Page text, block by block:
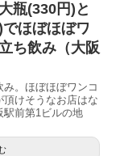
瓶(330円)と
ほぼほぼワ
ち飲み（大阪
。ほぼほぼワンコ
けそうなお店はな
駅前第1ビルの地